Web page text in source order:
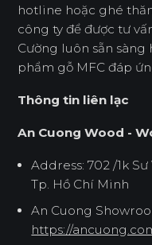
hotline hoặc ghé
công ty để được tư
Cường luôn sẵn sàng
phẩm gỗ MFC đáp
Thông tin liên lạc
An Cuong Wood -
Address: 702 /1k
Tp. Hồ Chí Minh
An Cuong
https://